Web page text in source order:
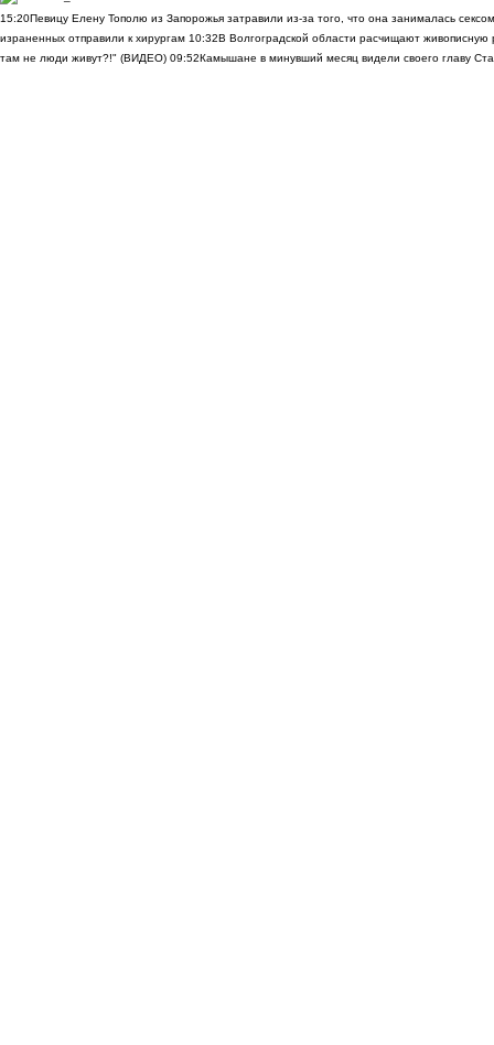
15:20Певицу Елену Тополю из Запорожья затравили из-за того, что она занималась
израненных отправили к хирургам 10:32В Волгоградской области расчищают
там не люди живут?!" (ВИДЕО) 09:52Камышане в минувший месяц видели своего главу